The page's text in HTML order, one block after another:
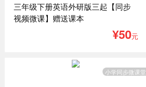
三年级下册英语外研版三起【同步
视频微课】赠送课本
¥50元
小学同步微课堂